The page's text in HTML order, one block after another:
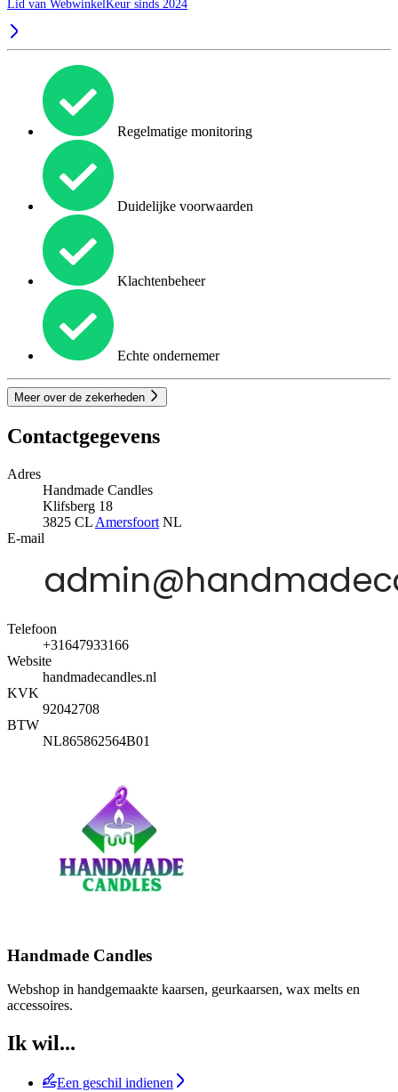
Lid van WebwinkelKeur sinds 2024
Regelmatige monitoring
Duidelijke voorwaarden
Klachtenbeheer
Echte ondernemer
Meer over de zekerheden
Contactgegevens
Adres
Handmade Candles
Klifsberg 18
3825 CL Amersfoort NL
E-mail
Telefoon
+31647933166
Website
handmadecandles.nl
KVK
92042708
BTW
NL865862564B01
Handmade Candles
Webshop in handgemaakte kaarsen, geurkaarsen, wax melts en
accessoires.
Ik wil...
Een geschil indienen